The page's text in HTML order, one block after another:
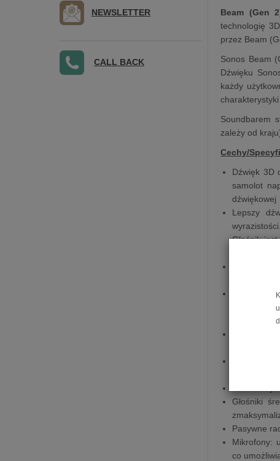
Beam (Gen
technologię
przez Beam
Sonos Beam
Dźwięku
każdy
Soundbarem
zależy od
Cechy/
Dźwięk 3D
samolot
dźwiękowej
Lepszy
Głośnik
Bardziej
co
Łatwa,
stuknąć
papieru
Głośnik
Głośniki
Pasywne
Mikrofony:
co
NEWSLETTER
CALL BACK